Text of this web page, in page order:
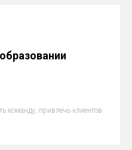
команду, привлечь клиентов